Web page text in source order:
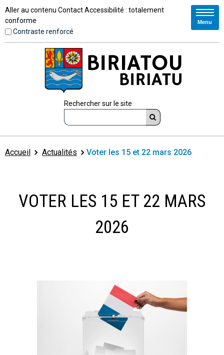
Aller au contenu ContactAccessibilité : totalement
conforme
Contraste renforcé
Rechercher sur le site
Menu
Accueil Actualités Voter les 15 et 22 mars 2026
VOTER LES 15 ET 22 MARS
2026